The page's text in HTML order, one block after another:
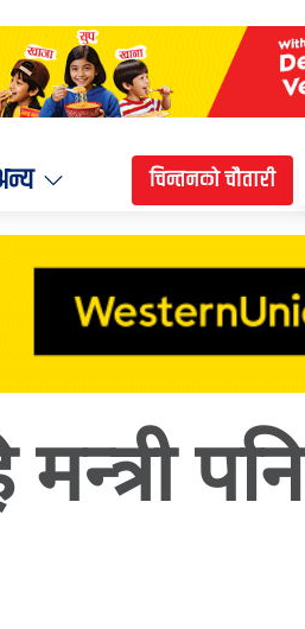
चिन्तनको चौतारी
पनि